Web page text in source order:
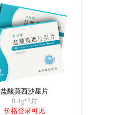
盐酸莫西沙星片
0.4g*3片
价格登录可见